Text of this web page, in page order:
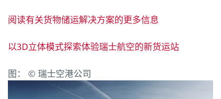
阅读有关货物储运解决方案的更多信息
以3D立体模式探索体验瑞士航空的新货运站
图： © 瑞士空港公司